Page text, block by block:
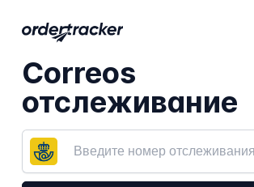
Correos
отслеживание